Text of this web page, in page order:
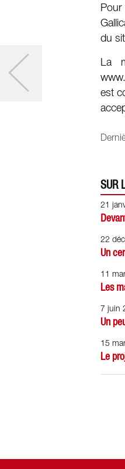
Pour
du
La
est
SUR
21
22
Un
11
Les
7 juin
Un
15
Le